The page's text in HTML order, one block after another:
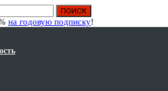
на годовую подписку!